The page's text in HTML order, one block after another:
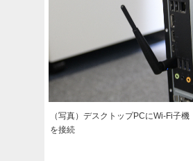
（写真）デスクトップPCにWi-Fi子機
を接続